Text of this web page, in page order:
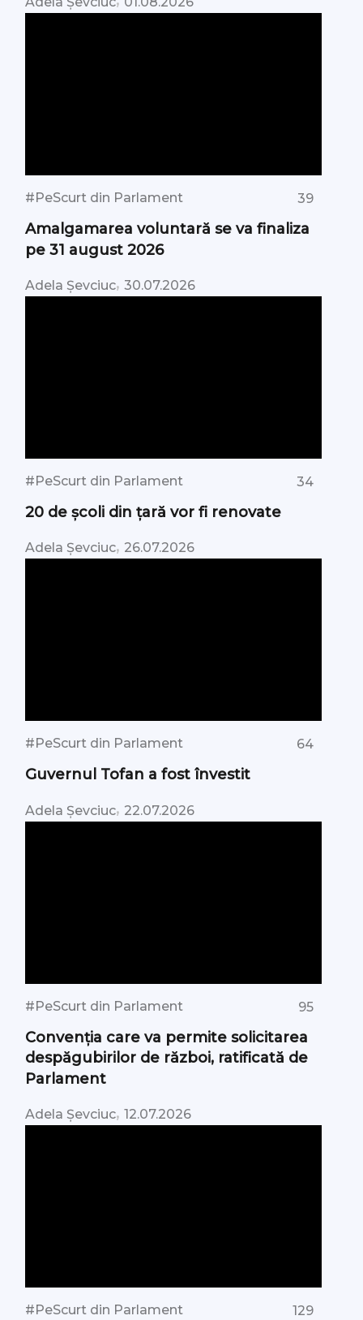
#PeScurt din Parlament 39
Amalgamarea voluntară se va finaliza
pe 31 august 2026
Adela Șevciuc, 30.07.2026
#PeScurt din Parlament 34
20 de școli din țară vor fi renovate
Adela Șevciuc, 26.07.2026
#PeScurt din Parlament 64
Guvernul Tofan a fost învestit
Adela Șevciuc, 22.07.2026
#PeScurt din Parlament 95
Convenția care va permite solicitarea
despăgubirilor de război, ratificată de
Parlament
Adela Șevciuc,12.07.2026
#PeScurt din Parlament 129